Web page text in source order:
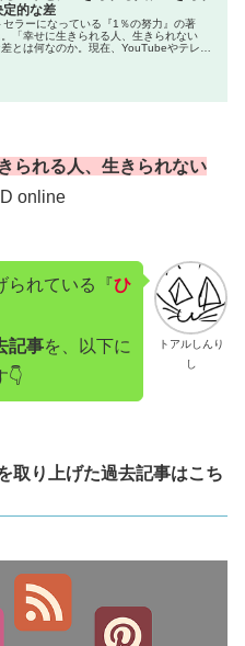
定的な差
ラーになっている『1％の努力』の著
「幸せに生きられる人、生きられない
とは何なのか。現在、YouTubeやテレビ
られる人、生きられない
online
トアルしんり
し
られている『ひ
記事を、以下に
👇
取り上げた過去記事はこち